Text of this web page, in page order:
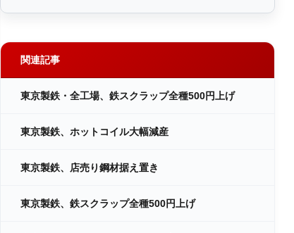
関連記事
東京製鉄・全工場、鉄スクラップ全種500円上げ
東京製鉄、ホットコイル大幅減産
東京製鉄、店売り鋼材据え置き
東京製鉄、鉄スクラップ全種500円上げ